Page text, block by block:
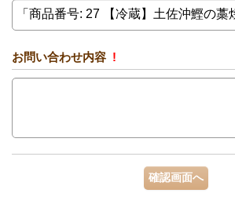
お問い合わせ内容 !